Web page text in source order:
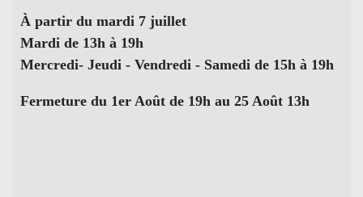
À partir du mardi 7 juillet
Mardi de 13h à 19h
Mercredi- Jeudi - Vendredi - Samedi de 15h à 19h
Fermeture du 1er Août de 19h au 25 Août 13h